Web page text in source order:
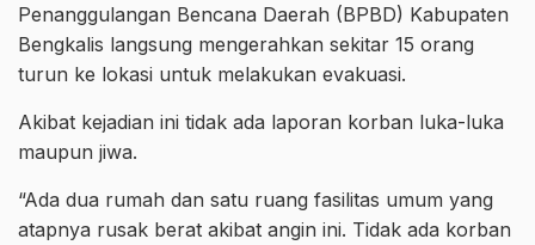
Penanggulangan Bencana Daerah (BPBD) Kabupaten
Bengkalis langsung mengerahkan sekitar 15 orang
turun ke lokasi untuk melakukan evakuasi.
Akibat kejadian ini tidak ada laporan korban luka-luka
maupun jiwa.
“Ada dua rumah dan satu ruang fasilitas umum yang
atapnya rusak berat akibat angin ini. Tidak ada korban